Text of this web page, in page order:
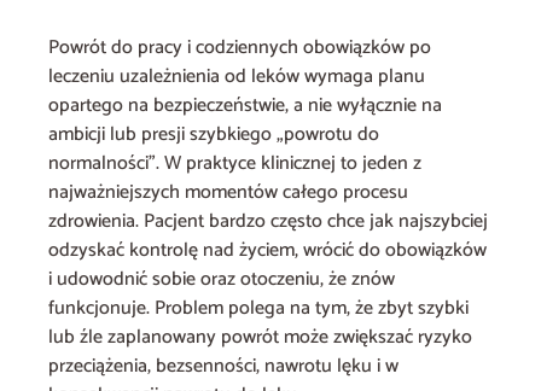
Powrót do pracy i codziennych obowiązków po
leczeniu uzależnienia od leków wymaga planu
opartego na bezpieczeństwie, a nie wyłącznie na
ambicji lub presji szybkiego „powrotu do
normalności”. W praktyce klinicznej to jeden z
najważniejszych momentów całego procesu
zdrowienia. Pacjent bardzo często chce jak najszybciej
odzyskać kontrolę nad życiem, wrócić do obowiązków
i udowodnić sobie oraz otoczeniu, że znów
funkcjonuje. Problem polega na tym, że zbyt szybki
lub źle zaplanowany powrót może zwiększać ryzyko
przeciążenia, bezsenności, nawrotu lęku i w